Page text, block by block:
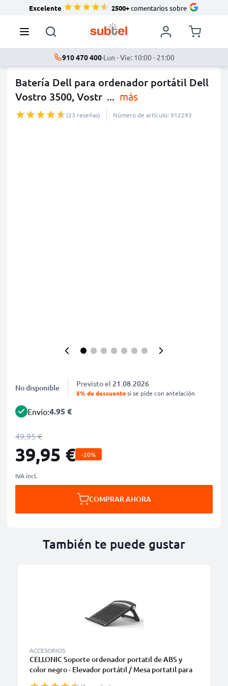
Excelente 2500+comentarios sobre
910 470 400·Lun - Vie: 10:00 - 21:00
Batería Dell para ordenador portátil Dell
Vostro 3500, Vostr ... más
(23 reseñas) Número de artículo: 912293
No disponible Previsto el 21.08.2026
5% de descuentosi se pide con antelación
Envío:4.95 €
49,95 €
39,95 € -20%
IVA incl.
COMPRAR AHORA
También te puede gustar
ACCESORIOS
CELLONIC Soporte ordenador portatil de ABS y
color negro - Elevador portátil / Mesa portatil para